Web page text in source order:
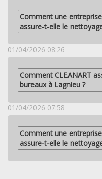
Comment une
assure-t-elle le
01/04/2026 08:26
Comment CLEANART
bureaux à Lagnieu ?
01/04/2026 07:58
Comment une
assure-t-elle le